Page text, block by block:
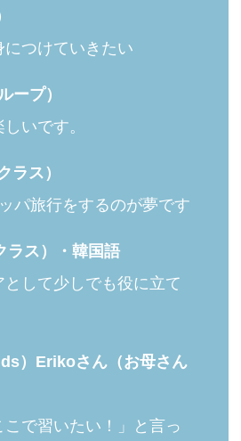
につけていきたい
ープ）
いです。
ラス）
パ旅行をするのが夢です
ラス）・韓国語
として少しでも役に立て
）Erikoさん（お母さん
で習いたい！」と言っ